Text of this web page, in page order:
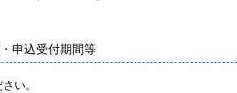
申込受付期間等
い。